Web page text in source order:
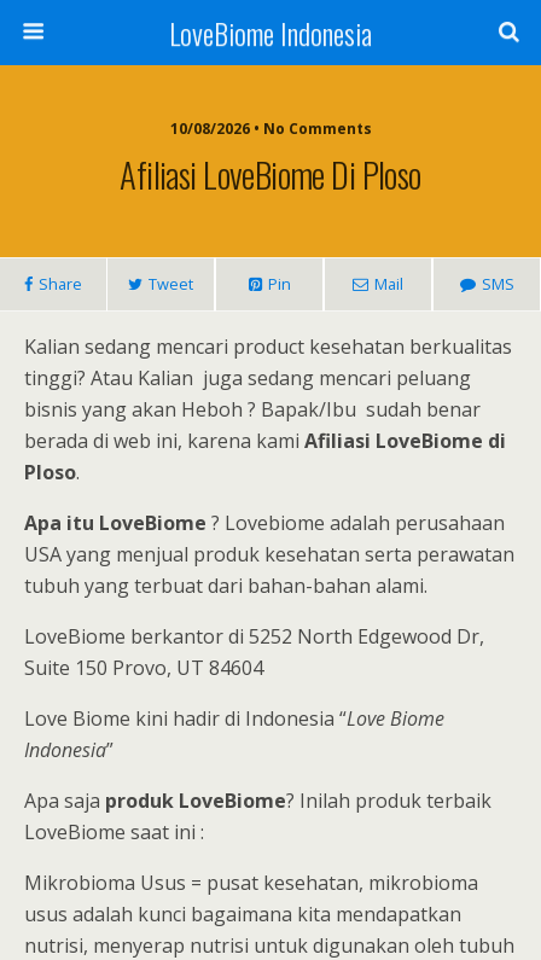
LoveBiome Indonesia
10/08/2026 • No Comments
Afiliasi LoveBiome Di Ploso
Share Tweet Pin Mail SMS
Kalian sedang mencari product kesehatan berkualitas
tinggi? Atau Kalian juga sedang mencari peluang
bisnis yang akan Heboh ? Bapak/Ibu sudah benar
berada di web ini, karena kami Afiliasi LoveBiome di
Ploso.
Apa itu LoveBiome ? Lovebiome adalah perusahaan
USA yang menjual produk kesehatan serta perawatan
tubuh yang terbuat dari bahan-bahan alami.
LoveBiome berkantor di 5252 North Edgewood Dr,
Suite 150 Provo, UT 84604
Love Biome kini hadir di Indonesia “Love Biome
Indonesia”
Apa saja produk LoveBiome? Inilah produk terbaik
LoveBiome saat ini :
Mikrobioma Usus = pusat kesehatan, mikrobioma
usus adalah kunci bagaimana kita mendapatkan
nutrisi, menyerap nutrisi untuk digunakan oleh tubuh